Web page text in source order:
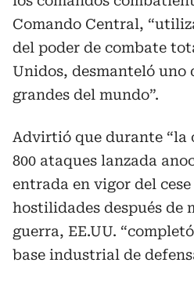
Comando Central,
del poder de combate
Unidos, desmanteló uno
grandes del mundo”.
Advirtió que durante “la
800 ataques lanzada
entrada en vigor del
hostilidades después de
guerra, EE.UU.
base industrial de